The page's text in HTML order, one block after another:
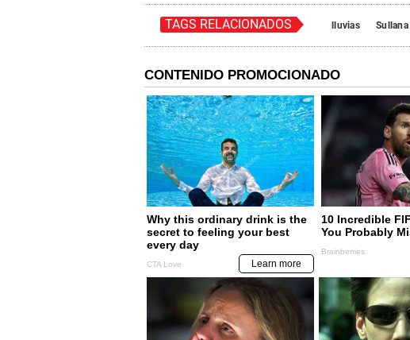
TAGS RELACIONADOS lluvias Sullana